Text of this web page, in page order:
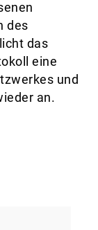
des
das
eine
und
an.